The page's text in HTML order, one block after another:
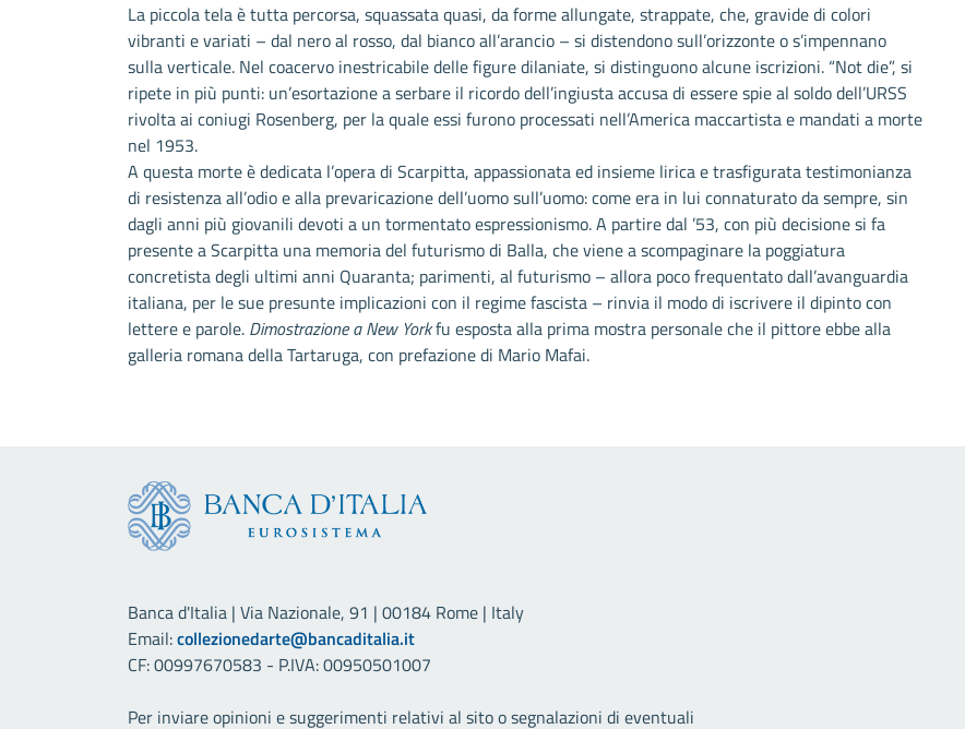
La piccola tela è tutta percorsa, squassata quasi, da forme allungate, strappate, che, gravide di colori
vibranti e variati – dal nero al rosso, dal bianco all’arancio – si distendono sull’orizzonte o s’impennano
sulla verticale. Nel coacervo inestricabile delle figure dilaniate, si distinguono alcune iscrizioni. “Not die”, si
ripete in più punti: un’esortazione a serbare il ricordo dell’ingiusta accusa di essere spie al soldo dell’URSS
rivolta ai coniugi Rosenberg, per la quale essi furono processati nell’America maccartista e mandati a morte
nel 1953.
A questa morte è dedicata l’opera di Scarpitta, appassionata ed insieme lirica e trasfigurata testimonianza
di resistenza all’odio e alla prevaricazione dell’uomo sull’uomo: come era in lui connaturato da sempre, sin
dagli anni più giovanili devoti a un tormentato espressionismo. A partire dal ’53, con più decisione si fa
presente a Scarpitta una memoria del futurismo di Balla, che viene a scompaginare la poggiatura
concretista degli ultimi anni Quaranta; parimenti, al futurismo – allora poco frequentato dall’avanguardia
italiana, per le sue presunte implicazioni con il regime fascista – rinvia il modo di iscrivere il dipinto con
lettere e parole. Dimostrazione a New Yorkfu esposta alla prima mostra personale che il pittore ebbe alla
galleria romana della Tartaruga, con prefazione di Mario Mafai.
Banca d'Italia | Via Nazionale, 91 | 00184 Rome | Italy
Email:collezionedarte@bancaditalia.it
CF: 00997670583 - P.IVA: 00950501007
Per inviare opinioni e suggerimenti relativi al sito o segnalazioni di eventuali